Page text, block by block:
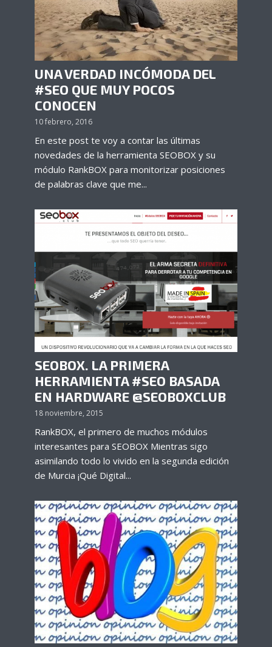
UNA VERDAD INCÓMODA DEL
#SEO QUE MUY POCOS
CONOCEN
10 febrero, 2016
En este post te voy a contar las últimas
novedades de la herramienta SEOBOX y su
módulo RankBOX para monitorizar posiciones
de palabras clave que me...
SEOBOX. LA PRIMERA
HERRAMIENTA #SEO BASADA
EN HARDWARE @SEOBOXCLUB
18 noviembre, 2015
RankBOX, el primero de muchos módulos
interesantes para SEOBOX Mientras sigo
asimilando todo lo vivido en la segunda edición
de Murcia ¡Qué Digital...